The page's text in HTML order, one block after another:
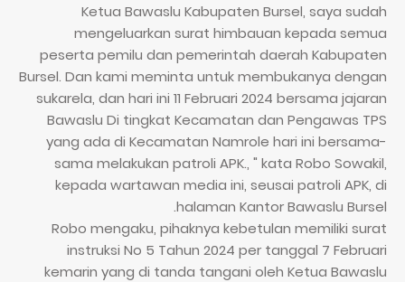
Ketua Bawaslu Kabupaten Bursel, saya sudah
mengeluarkan surat himbauan kepada semua
peserta pemilu dan pemerintah daerah Kabupaten
Bursel. Dan kami meminta untuk membukanya dengan
sukarela, dan hari ini 11 Februari 2024 bersama jajaran
Bawaslu Di tingkat Kecamatan dan Pengawas TPS
yang ada di Kecamatan Namrole hari ini bersama-
sama melakukan patroli APK., " kata Robo Sowakil,
kepada wartawan media ini, seusai patroli APK, di
halaman Kantor Bawaslu Bursel.
Robo mengaku, pihaknya kebetulan memiliki surat
instruksi No 5 Tahun 2024 per tanggal 7 Februari
kemarin yang di tanda tangani oleh Ketua Bawaslu